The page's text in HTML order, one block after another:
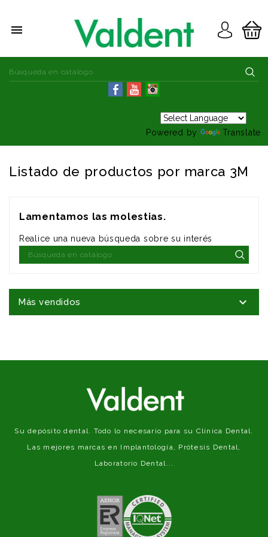

Powered by Translate
Listado de productos por marca 3M
Lamentamos las molestias.
Realice una nueva búsqueda sobre su interés
Más vendidos 
Su depósito dental. Todo lo necesario para su Clínica Dental.
Las mejores marcas en Implantología, Prótesis Dental,
Laboratorio Dental...